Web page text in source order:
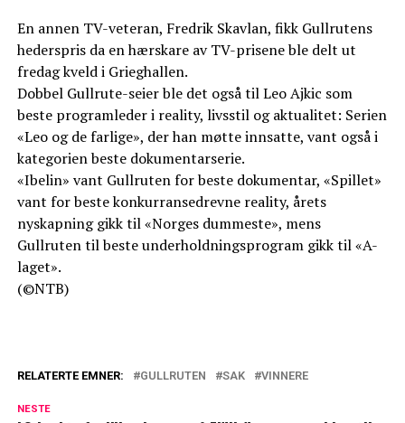
En annen TV-veteran, Fredrik Skavlan, fikk Gullrutens
hederspris da en hærskare av TV-prisene ble delt ut
fredag kveld i Grieghallen.
Dobbel Gullrute-seier ble det også til Leo Ajkic som
beste programleder i reality, livsstil og aktualitet: Serien
«Leo og de farlige», der han møtte innsatte, vant også i
kategorien beste dokumentarserie.
«Ibelin» vant Gullruten for beste dokumentar, «Spillet»
vant for beste konkurransedrevne reality, årets
nyskapning gikk til «Norges dummeste», mens
Gullruten til beste underholdningsprogram gikk til «A-
laget».
(©NTB)
RELATERTE EMNER: GULLRUTEN SAK VINNERE
NESTE